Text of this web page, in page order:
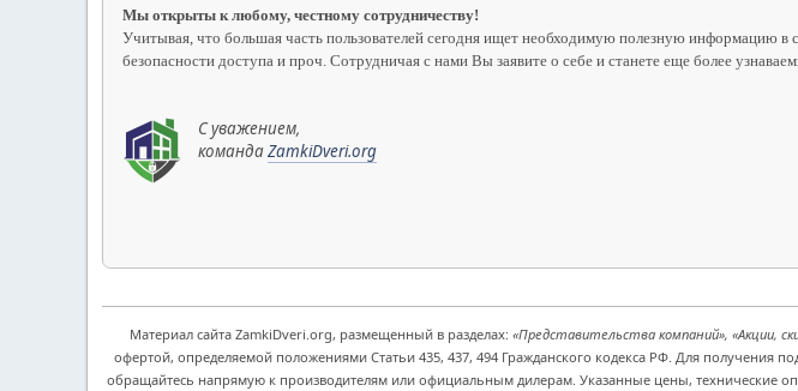
Мы открыты к любому, честному сотрудничеству!
Учитывая, что большая часть пользователей сегодня ищет необходимую полезную информацию в
безопасности доступа и проч. Сотрудничая с нами Вы заявите о себе и станете еще более
С уважением,
командаZamkiDveri.org
Материал сайта ZamkiDveri.org, размещенный в разделах: «Представительства компаний», «Акции,
офертой, определяемой положениями Статьи 435, 437, 494 Гражданского кодекса РФ. Для получения
обращайтесь напрямую к производителям или официальным дилерам. Указанные цены, технические